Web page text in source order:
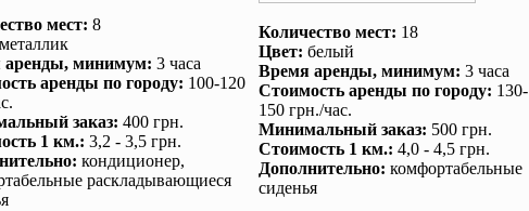
мест: 8
металлик
аренды, минимум: 3 часа
аренды по городу: 100-120
заказ: 400 грн.
1 км.: 3,2 - 3,5 грн.
: кондиционер,
раскладывающиеся
Количество мест: 18
Цвет: белый
Время аренды, минимум: 3 часа
Стоимость аренды по городу: 130-
150 грн./час.
Минимальный заказ: 500 грн.
Стоимость 1 км.: 4,0 - 4,5 грн.
Дополнительно: комфортабельные
сиденья